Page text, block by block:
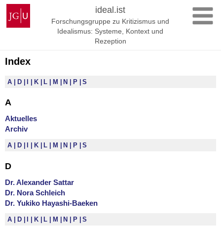
Zum
Inhalt
springen
Johannes
Gutenberg-
Universität
ideal.ist
Forschungsgruppe zu Kritizismus und
Idealismus: Systeme, Kontext und
Rezeption
Index
A D K L M N P S
A
Aktuelles
Archiv
A D K L M N P S
D
Dr. Alexander Sattar
Dr. Nora Schleich
Dr. Yukiko Hayashi-Baeken
A D I K L M N P S